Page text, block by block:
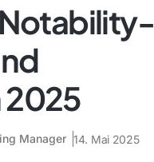
Manager 14. Mai 2025